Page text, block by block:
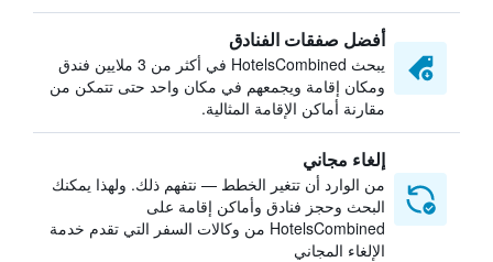
أفضل صفقات الفنادق
يبحث HotelsCombined في أكثر من 3 ملايين فندق
ومكان إقامة ويجمعهم في مكان واحد حتى تتمكن من
مقارنة أماكن الإقامة المثالية.
إلغاء مجاني
من الوارد أن تتغير الخطط — نتفهم ذلك. ولهذا يمكنك
البحث وحجز فنادق وأماكن إقامة على
HotelsCombined من وكالات السفر التي تقدم خدمة
الإلغاء المجاني